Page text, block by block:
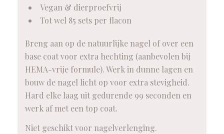
Vegan & dierproefvrij
Tot wel 85 sets per flacon
Breng aan op de natuurlijke nagel of over een
base coat voor extra hechting (aanbevolen bij
HEMA-vrije formule). Werk in dunne lagen en
bouw de nagel licht op voor extra stevigheid.
Hard elke laag uit gedurende 99 seconden en
werk af met een top coat.
Niet geschikt voor nagelverlenging.